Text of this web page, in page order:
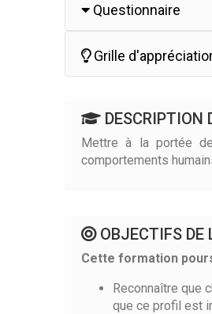
Questionnaire
Grille
DESCRIPTION
Mettre à la portée
comportements
OBJECTIFS DE
Cette formation
Reconnaître que
que ce profil est